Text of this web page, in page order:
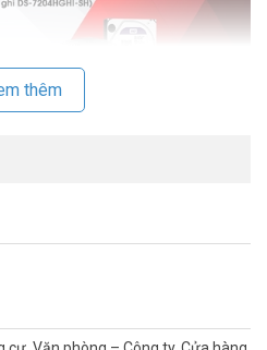
CAMERA HDTVI
TIẾT KIỆM
IR: số lượng 01 camera
thêm